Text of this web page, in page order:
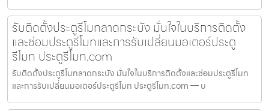
รับติดตั้งประตูรีโมทลาดกระบัง มั่นใจในบริการติดตั้ง
และซ่อมประตูรีโมทและการรับเปลี่ยนมอเตอร์ประตู
รีโมท ประตูรีโมท.com
รับติดตั้งประตูรีโมทลาดกระบัง มั่นใจในบริการติดตั้งและซ่อมประตูรีโมท
และการรับเปลี่ยนมอเตอร์ประตูรีโมท ประตูรีโมท.com — บ